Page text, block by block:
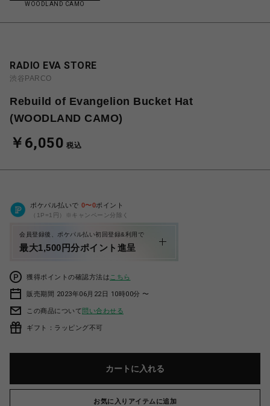
WOODLAND CAMO
RADIO EVA STORE
渋谷PARCO
Rebuild of Evangelion Bucket Hat
(WOODLAND CAMO)
￥6,050 税込
ポケパル払いで 0〜0ポイント
（1P=1円）※キャンペーン分除く
会員登録後、ポケパル払い初回登録&利用で
最大1,500円分ポイント進呈
獲得ポイントの確認方法は こちら
販売期間 2023年06月22日 10時00分 〜
この商品について問い合わせる
ギフト：ラッピング不可
カートに入れる
お気に入りアイテムに追加